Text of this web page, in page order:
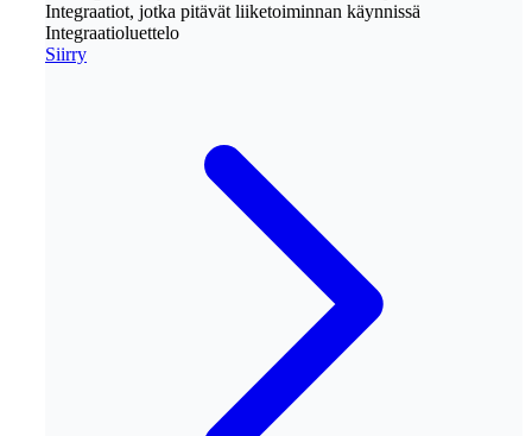
Integraatiot, jotka pitävät liiketoiminnan käynnissä
Integraatioluettelo
Siirry